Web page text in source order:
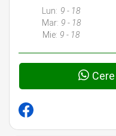
Lun: 9 - 18
Mar: 9 - 18
Mie: 9 - 18